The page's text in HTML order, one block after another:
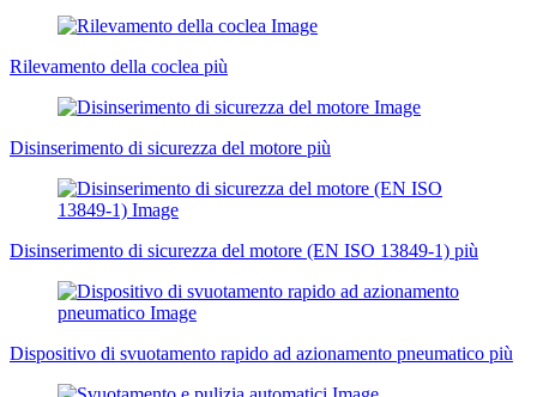
Rilevamento della coclea più
Disinserimento di sicurezza del motore più
Disinserimento di sicurezza del motore (EN ISO 13849-1) più
Dispositivo di svuotamento rapido ad azionamento pneumatico più